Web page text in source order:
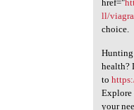
href="
ll/
choice.
health?
to
Explore
your